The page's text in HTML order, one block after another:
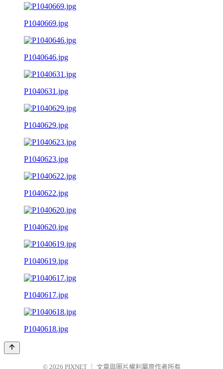
P1040669.jpg
P1040646.jpg
P1040631.jpg
P1040629.jpg
P1040623.jpg
P1040622.jpg
P1040620.jpg
P1040619.jpg
P1040617.jpg
P1040618.jpg
© 2026 PIXNET 文章與圖片權利屬原作者所有